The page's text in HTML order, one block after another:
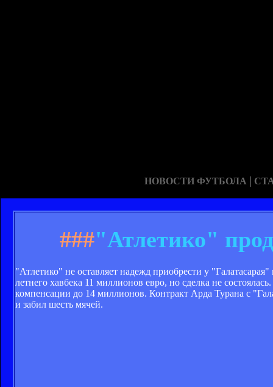
НОВОСТИ ФУТБОЛА |
###"Атлетико"
"Атлетико" не оставляет надежд приобрести у
летнего хавбека 11 миллионов евро, но сделка не
компенсации до 14 миллионов. Контракт Арда Турана с
и забил шесть мячей.